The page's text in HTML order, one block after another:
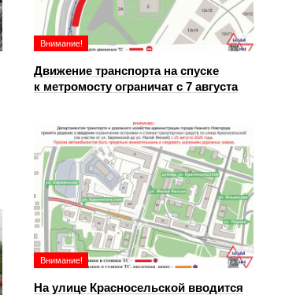
Внимание!
Движение транспорта на спуске
к метромосту ограничат с 7 августа
Внимание!
На улице Красносельской вводится